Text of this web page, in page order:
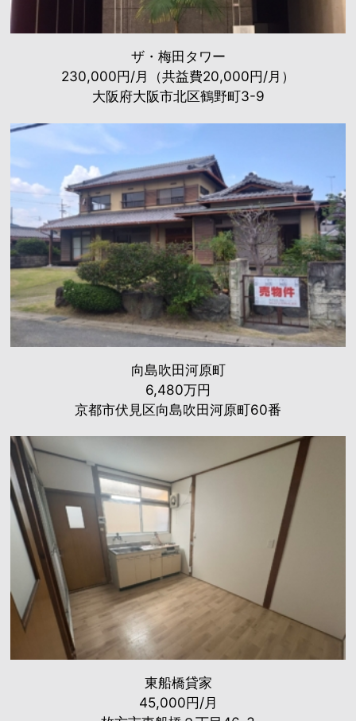
ザ・梅田タワー
230,000円/月（共益費20,000円/月）
大阪府大阪市北区鶴野町3-9
向島吹田河原町
6,480万円
京都市伏見区向島吹田河原町60番
東船橋貸家
45,000円/月